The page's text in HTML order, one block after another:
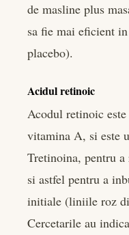
de masline plus
sa fie mai eficient
placebo).
Acidul retinoic
Acodul retinoic
vitamina A, si este
Tretinoina, pentru
si astfel pentru a
initiale (liniile roz
Cercetarile au